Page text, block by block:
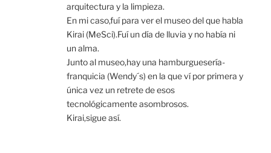
arquitectura y la limpieza.
En mi caso,fuí para ver el museo del que habla
Kirai (MeSci).Fuí un día de lluvia y no había ni
un alma.
Junto al museo,hay una hamburguesería-
franquicia (Wendy´s) en la que ví por primera y
única vez un retrete de esos
tecnológicamente asombrosos.
Kirai,sigue así.